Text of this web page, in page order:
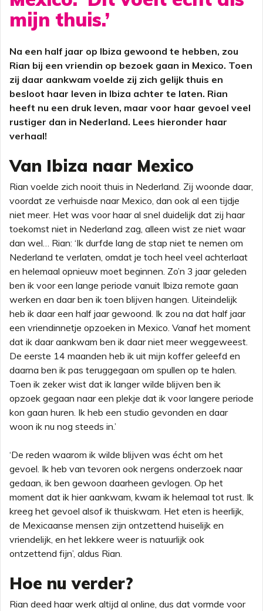
mijn thuis.’
Na een half jaar op Ibiza gewoond te hebben, zou
Rian bij een vriendin op bezoek gaan in Mexico. Toen
zij daar aankwam voelde zij zich gelijk thuis en
besloot haar leven in Ibiza achter te laten. Rian
heeft nu een druk leven, maar voor haar gevoel veel
rustiger dan in Nederland. Lees hieronder haar
verhaal!
Van Ibiza naar Mexico
Rian voelde zich nooit thuis in Nederland. Zij woonde daar,
voordat ze verhuisde naar Mexico, dan ook al een tijdje
niet meer. Het was voor haar al snel duidelijk dat zij haar
toekomst niet in Nederland zag, alleen wist ze niet waar
dan wel… Rian: ‘Ik durfde lang de stap niet te nemen om
Nederland te verlaten, omdat je toch heel veel achterlaat
en helemaal opnieuw moet beginnen. Zo’n 3 jaar geleden
ben ik voor een lange periode vanuit Ibiza remote gaan
werken en daar ben ik toen blijven hangen. Uiteindelijk
heb ik daar een half jaar gewoond. Ik zou na dat half jaar
een vriendinnetje opzoeken in Mexico. Vanaf het moment
dat ik daar aankwam ben ik daar niet meer weggeweest.
De eerste 14 maanden heb ik uit mijn koffer geleefd en
daarna ben ik pas teruggegaan om spullen op te halen.
Toen ik zeker wist dat ik langer wilde blijven ben ik
opzoek gegaan naar een plekje dat ik voor langere periode
kon gaan huren. Ik heb een studio gevonden en daar
woon ik nu nog steeds in.’
‘De reden waarom ik wilde blijven was écht om het
gevoel. Ik heb van tevoren ook nergens onderzoek naar
gedaan, ik ben gewoon daarheen gevlogen. Op het
moment dat ik hier aankwam, kwam ik helemaal tot rust. Ik
kreeg het gevoel alsof ik thuiskwam. Het eten is heerlijk,
de Mexicaanse mensen zijn ontzettend huiselijk en
vriendelijk, en het lekkere weer is natuurlijk ook
ontzettend fijn’, aldus Rian.
Hoe nu verder?
Rian deed haar werk altijd al online, dus dat vormde voor